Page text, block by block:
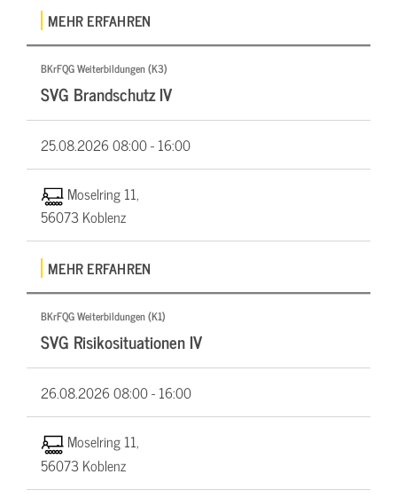
MEHR ERFAHREN
BKrFQG Weiterbildungen (K3)
SVG Brandschutz IV
25.08.202608:00 - 16:00
Moselring 11,
56073 Koblenz
MEHR ERFAHREN
BKrFQG Weiterbildungen (K1)
SVG Risikosituationen IV
26.08.202608:00 - 16:00
Moselring 11,
56073 Koblenz